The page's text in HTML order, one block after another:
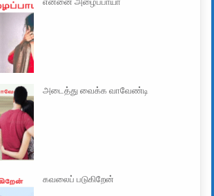
அடைத்து வைக்க வாவேண்டி
கவலைப் படுகிறேன்